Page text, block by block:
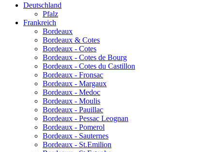
Deutschland
Pfalz
Frankreich
Bordeaux
Bordeaux & Cotes
Bordeaux - Cotes
Bordeaux - Cotes de Bourg
Bordeaux - Cotes du Castillon
Bordeaux - Fronsac
Bordeaux - Margaux
Bordeaux - Medoc
Bordeaux - Moulis
Bordeaux - Pauillac
Bordeaux - Pessac Leognan
Bordeaux - Pomerol
Bordeaux - Sauternes
Bordeaux - St.Emilion